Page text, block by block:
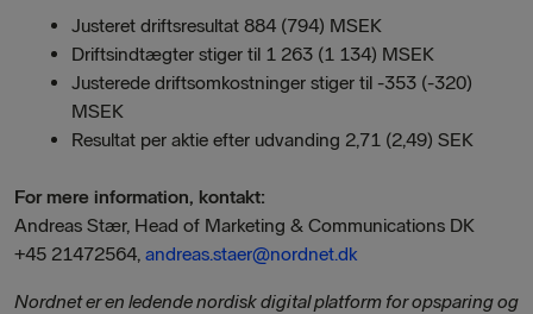
Justeret driftsresultat 884 (794) MSEK
Driftsindtægter stiger til 1 263 (1 134) MSEK
Justerede driftsomkostninger stiger til -353 (-320)
MSEK
Resultat per aktie efter udvanding 2,71 (2,49) SEK
For mere information, kontakt:
Andreas Stær, Head of Marketing & Communications DK
+45 21472564, andreas.staer@nordnet.dk
Nordnet er en ledende nordisk digital platform for opsparing og